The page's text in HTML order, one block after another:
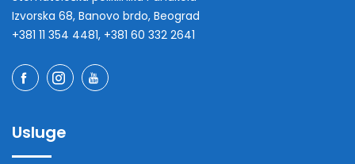
Izvorska 68, Banovo brdo, Beograd
+381 11 354 4481, +381 60 332 2641
Usluge